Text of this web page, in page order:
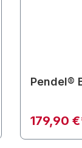
Pendel®
179,90